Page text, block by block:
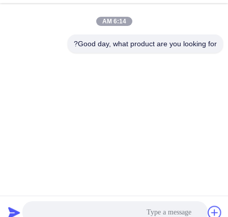
الهاتف
6:14 AM
Good day, what product are you looking for?